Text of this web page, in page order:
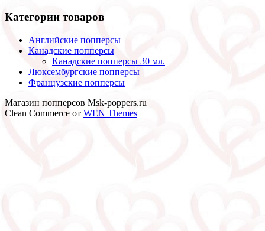
Категории товаров
Английские попперсы
Канадские попперсы
Канадские попперсы 30 мл.
Люксембургские попперсы
Французские попперсы
Магазин попперсов Msk-poppers.ru
Clean Commerce от WEN Themes